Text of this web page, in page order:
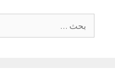
عن: